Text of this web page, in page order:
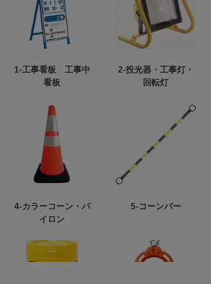
1-工事看板 工事中
看板
2-投光器・工事灯・
回転灯
4-カラーコーン・パ
イロン
5-コーンバー